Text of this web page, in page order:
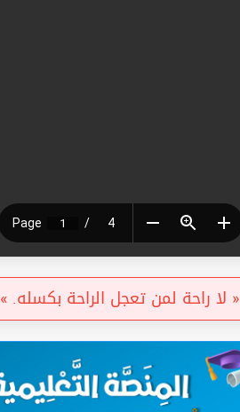
« لا راحة لمن تعجل الراحة بكسله. »